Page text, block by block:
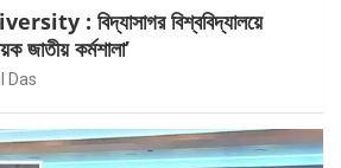
: বিদ্যাসাগর বিশ্ববিদ্যালয়ে
জাতীয় কর্মশালা’
Das